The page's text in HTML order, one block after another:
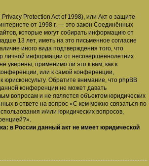
Privacy Protection Act of 1998), или Акт о защите
от 1998 г. — это закон Соединённых
которые могут собирать информацию от
13 лет, иметь на это письменное согласие
иного вида подтверждения того, что
личной информации от несовершеннолетних
уверены, применимо ли это к вам, как к
или к самой конференции,
юрисконсульту. Обратите внимание, что phpBB
конференции не может давать
вопросам и не является объектом юридических
в ответе на вопрос «С кем можно связаться по
и/или юридических вопросов,
в России данный акт не имеет юридической